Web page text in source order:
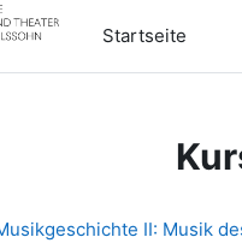
Startseite
II: Musik